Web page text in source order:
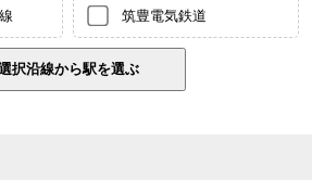
筑豊電気鉄道